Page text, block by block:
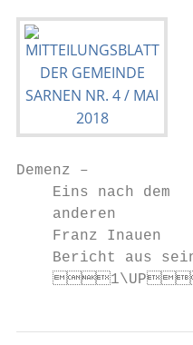
Demenz –
    Eins nach dem
    anderen
    Franz Inauen
Bericht aus